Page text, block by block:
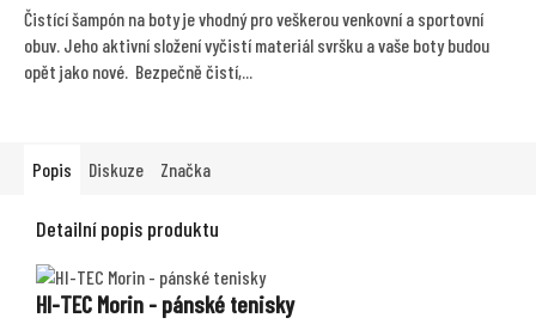
Čistící šampón na boty je vhodný pro veškerou venkovní a sportovní
obuv. Jeho aktivní složení vyčistí materiál svršku a vaše boty budou
opět jako nové. Bezpečně čistí,...
Popis Diskuze Značka
Detailní popis produktu
HI-TEC Morin - pánské tenisky